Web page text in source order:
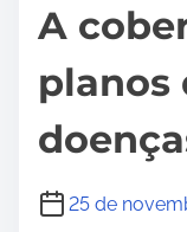
A
planos
25 de